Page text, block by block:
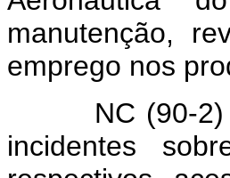
manutenção,
emprego nos
NC (90-2)
incidentes